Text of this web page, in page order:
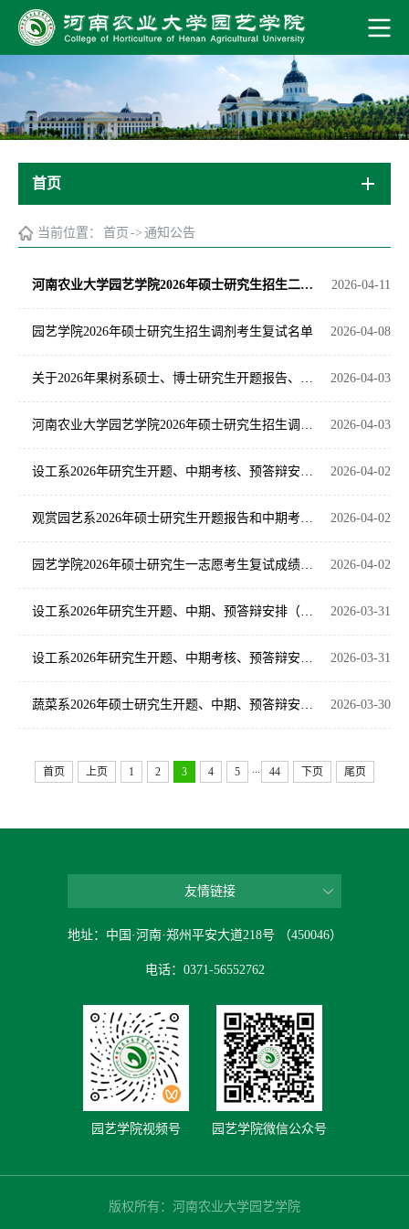
首页
当前位置： 首页 -> 通知公告
2026-04-11
河南农业大学园艺学院2026年硕士研究生招生二次调剂工作办法
2026-04-08
园艺学院2026年硕士研究生招生调剂考生复试名单
2026-04-03
关于2026年果树系硕士、博士研究生开题报告、中期考核、预答辩的通知
2026-04-03
河南农业大学园艺学院2026年硕士研究生招生调剂工作办法
2026-04-02
设工系2026年研究生开题、中期考核、预答辩安排（第三组）
2026-04-02
观赏园艺系2026年硕士研究生开题报告和中期考核安排
2026-04-02
园艺学院2026年硕士研究生一志愿考生复试成绩公示
2026-03-31
设工系2026年研究生开题、中期、预答辩安排（第二组）
2026-03-31
设工系2026年研究生开题、中期考核、预答辩安排（第一组）
2026-03-30
蔬菜系2026年硕士研究生开题、中期、预答辩安排（第三、四组）
首页 上页 1 2 3 4 5 44 下页 尾页
友情链接
地址：中国·河南·郑州平安大道218号 （450046）
电话：0371-56552762
园艺学院视频号 园艺学院微信公众号
版权所有：河南农业大学园艺学院